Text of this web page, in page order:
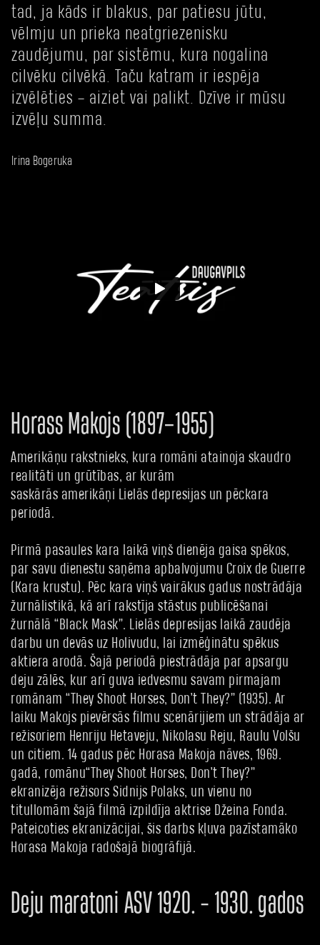
tad, ja kāds ir blakus, par patiesu jūtu,
vēlmju un prieka neatgriezenisku
zaudējumu, par sistēmu, kura nogalina
cilvēku cilvēkā. Taču katram ir iespēja
izvēlēties – aiziet vai palikt. Dzīve ir mūsu
izvēļu summa.
Irina Bogeruka
Horass Makojs (1897–1955)
Amerikāņu rakstnieks, kura romāni atainoja skaudro
realitāti un grūtības, ar kurām
saskārās amerikāņi Lielās depresijas un pēckara
periodā.
Pirmā pasaules kara laikā viņš dienēja gaisa spēkos,
par savu dienestu saņēma apbalvojumu Croix de Guerre
(Kara krustu). Pēc kara viņš vairākus gadus nostrādāja
žurnālistikā, kā arī rakstīja stāstus publicēšanai
žurnālā “Black Mask”. Lielās depresijas laikā zaudēja
darbu un devās uz Holivudu, lai izmēģinātu spēkus
aktiera arodā. Šajā periodā piestrādāja par apsargu
deju zālēs, kur arī guva iedvesmu savam pirmajam
romānam “They Shoot Horses, Don’t They?” (1935). Ar
laiku Makojs pievērsās filmu scenārijiem un strādāja ar
režisoriem Henriju Hetaveju, Nikolasu Reju, Raulu Volšu
un citiem. 14 gadus pēc Horasa Makoja nāves, 1969.
gadā, romānu“They Shoot Horses, Don’t They?”
ekranizēja režisors Sidnijs Polaks, un vienu no
titullomām šajā filmā izpildīja aktrise Džeina Fonda.
Pateicoties ekranizācijai, šis darbs kļuva pazīstamāko
Horasa Makoja radošajā biogrāfijā.
Deju maratoni ASV 1920. - 1930. gados